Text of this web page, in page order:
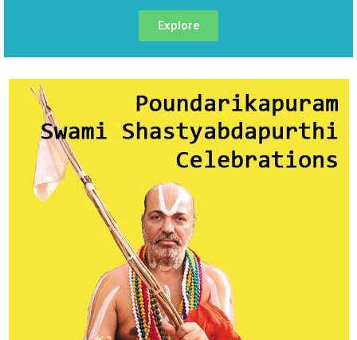
Explore